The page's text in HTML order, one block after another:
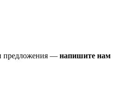
предложения — напишите нам